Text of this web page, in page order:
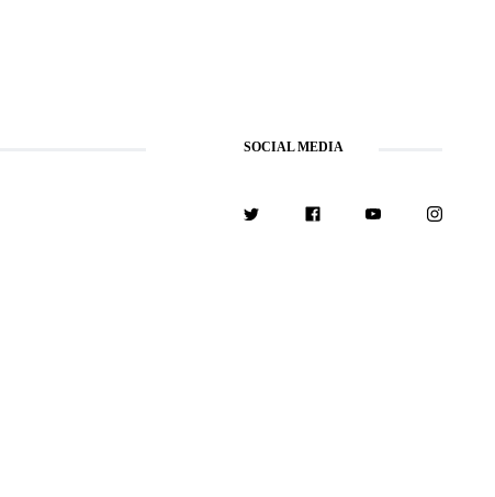
SOCIAL MEDIA